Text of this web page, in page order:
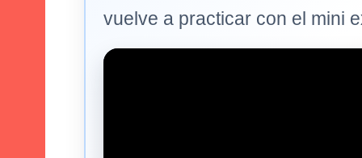
vuelve a practicar con el mini